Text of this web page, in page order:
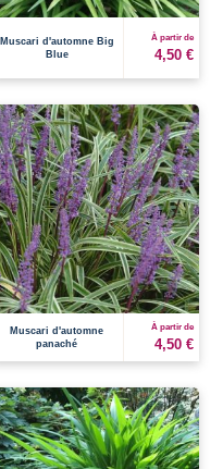
Muscari d'automne Big
Blue
À partir de
4,50 €
Muscari d'automne
panaché
À partir de
4,50 €